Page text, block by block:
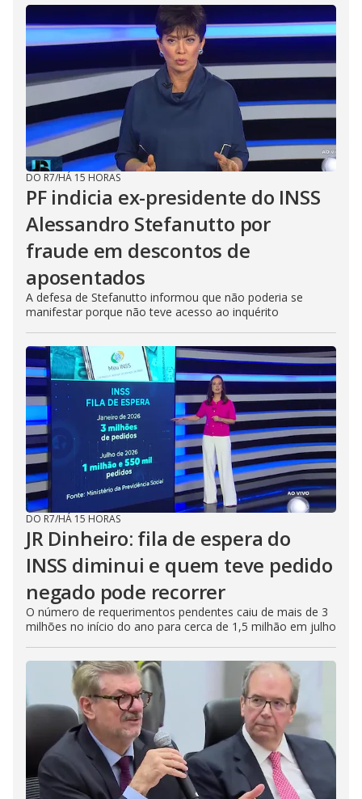
DO R7/HÁ 15 HORAS
PF indicia ex-presidente do INSS
Alessandro Stefanutto por
fraude em descontos de
aposentados
A defesa de Stefanutto informou que não poderia se
manifestar porque não teve acesso ao inquérito
DO R7/HÁ 15 HORAS
JR Dinheiro: fila de espera do
INSS diminui e quem teve pedido
negado pode recorrer
O número de requerimentos pendentes caiu de mais de 3
milhões no início do ano para cerca de 1,5 milhão em julho